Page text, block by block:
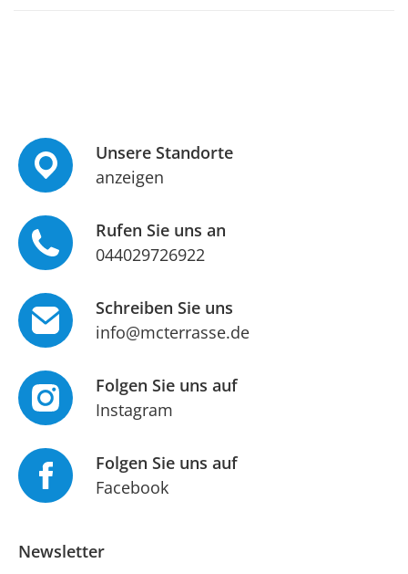
Unsere Standorte
anzeigen
Rufen Sie uns an
044029726922
Schreiben Sie uns
info@mcterrasse.de
Folgen Sie uns auf
Instagram
Folgen Sie uns auf
Facebook
Newsletter